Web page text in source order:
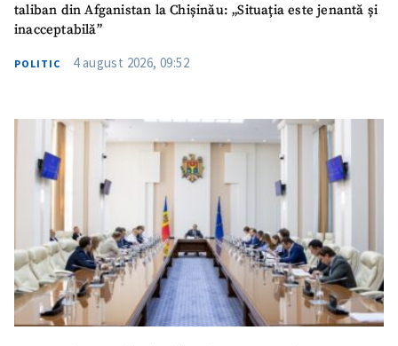
taliban din Afganistan la Chișinău: „Situația este jenantă și
inacceptabilă”
POLITIC 4 august 2026, 09:52